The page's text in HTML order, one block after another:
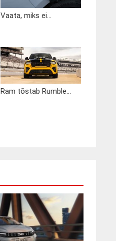
Vaata, miks ei...
Ram tõstab Rumble...